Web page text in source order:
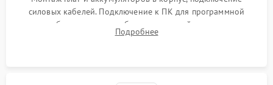
силовых кабелей. Подключение к ПК для программной
калибровки констант батареи, настройки порогов
срабатывания AVR и сброса счетчиков старения АКБ.
Подробнее